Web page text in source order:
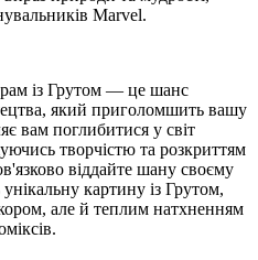
Marvel.
із Грутом — це шанс
який приголомшить вашу
вам поглибитися у світ
творчістю та розкриттям
віддайте шану своєму
картину із Грутом,
але й теплим натхненням